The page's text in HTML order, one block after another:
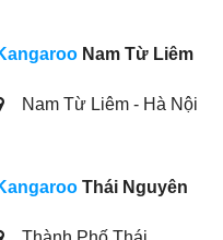
Nam Từ Liêm
Nam Từ Liêm - Hà Nội
Thái Nguyên